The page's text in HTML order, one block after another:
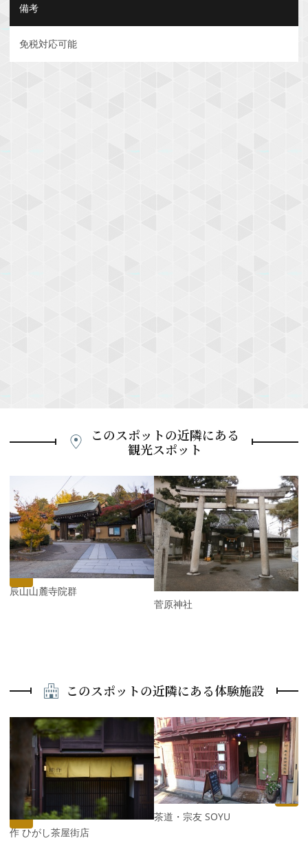
備考
免税対応可能
このスポットの近隣にある
観光スポット
P
r
e
v
i
o
u
s
卯辰山山麓寺院群
菅原神社
N
e
x
t
このスポットの近隣にある体験施設
能作 ひがし茶屋街店
茶道・宗友 SOYU
N
e
x
t